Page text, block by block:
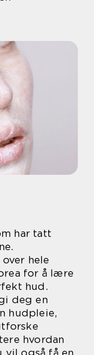
har tatt
hele
for å lære
hud.
deg en
hudpleie,
hvordan
vil også få en